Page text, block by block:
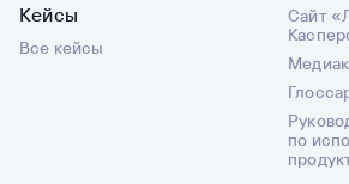
Кейсы
Все кейсы
Сайт
по